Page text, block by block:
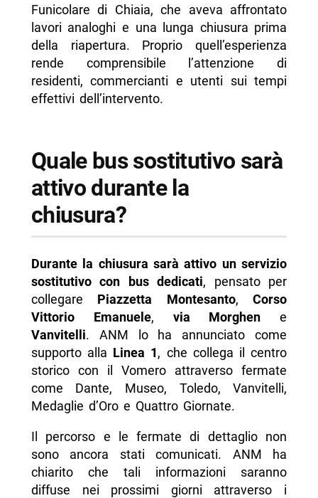
Funicolare di Chiaia, che aveva affrontato
lavori analoghi e una lunga chiusura prima
della riapertura. Proprio quell’esperienza
rende comprensibile l’attenzione di
residenti, commercianti e utenti sui tempi
effettivi dell’intervento.
Quale bus sostitutivo sarà
attivo durante la
chiusura?
Durante la chiusura sarà attivo un servizio
sostitutivo con bus dedicati, pensato per
collegare Piazzetta Montesanto,Corso
Vittorio Emanuele, via Morghen e
Vanvitelli. ANM lo ha annunciato come
supporto alla Linea 1, che collega il centro
storico con il Vomero attraverso fermate
come Dante, Museo, Toledo, Vanvitelli,
Medaglie d’Oro e Quattro Giornate.
Il percorso e le fermate di dettaglio non
sono ancora stati comunicati. ANM ha
chiarito che tali informazioni saranno
diffuse nei prossimi giorni attraverso i